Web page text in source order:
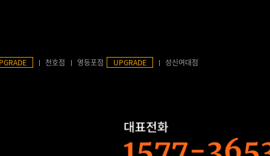
천호점 영등포점 UPGRADE 성신여대점